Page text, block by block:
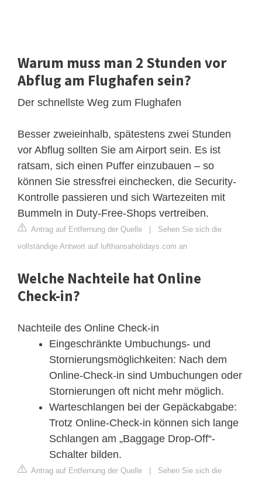
Warum muss man 2 Stunden vor
Abflug am Flughafen sein?
Der schnellste Weg zum Flughafen
Besser zweieinhalb, spätestens zwei Stunden
vor Abflug sollten Sie am Airport sein. Es ist
ratsam, sich einen Puffer einzubauen – so
können Sie stressfrei einchecken, die Security-
Kontrolle passieren und sich Wartezeiten mit
Bummeln in Duty-Free-Shops vertreiben.
Antrag auf Entfernung der Quelle | Sehen Sie sich die
vollständige Antwort auf lufthansaholidays.com an
Welche Nachteile hat Online
Check-in?
Nachteile des Online Check-in
Eingeschränkte Umbuchungs- und
Stornierungsmöglichkeiten: Nach dem
Online-Check-in sind Umbuchungen oder
Stornierungen oft nicht mehr möglich.
Warteschlangen bei der Gepäckabgabe:
Trotz Online-Check-in können sich lange
Schlangen am „Baggage Drop-Off“-
Schalter bilden.
Antrag auf Entfernung der Quelle | Sehen Sie sich die